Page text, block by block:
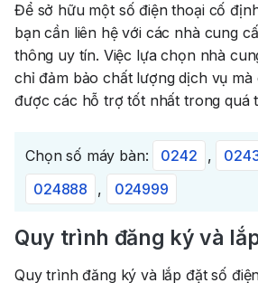
Để sở hữu một số điện thoại cố
bạn cần liên hệ với các nhà cung
thông uy tín. Việc lựa chọn nhà
chỉ đảm bảo chất lượng dịch vụ
được các hỗ trợ tốt nhất trong quá
Chọn số máy bàn: 0242 ,
024888
, 024999
Quy trình đăng ký và
Quy trình đăng ký và lắp đặt số